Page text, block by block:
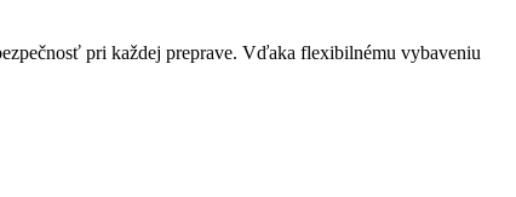
pri každej preprave. Vďaka flexibilnému vybaveniu